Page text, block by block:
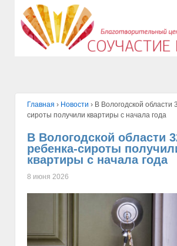
Главная › Hовости › В Вологодской области
сироты получили квартиры с начала года
В Вологодской области
ребенка-сироты
квартиры с начала года
8 июня 2026